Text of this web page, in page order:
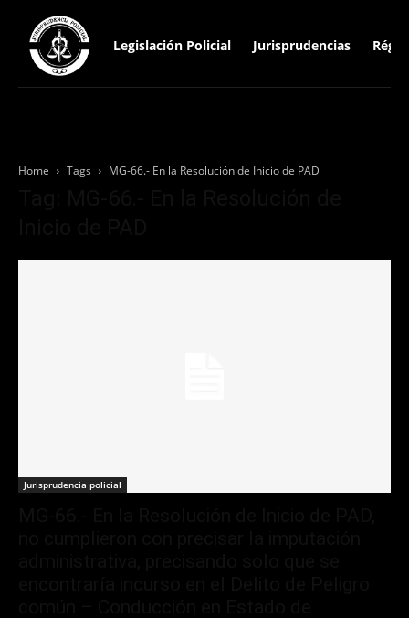
Legislación Policial Jurisprudencias
Home Tags MG-66.- En la Resolución de Inicio de PAD
Jurisprudencia policial